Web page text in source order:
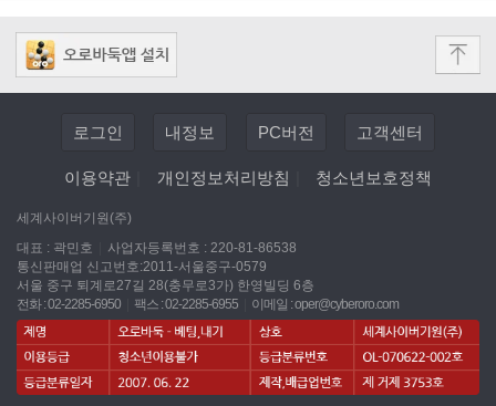
로그인 내정보 PC버전 고객센터
이용약관 개인정보처리방침 청소년보호정책
세계사이버기원(주)
대표 : 곽민호
사업자등록번호 : 220-81-86538
통신판매업 신고번호:2011-서울중구-0579
서울 중구 퇴계로27길 28(충무로3가) 한영빌딩 6층
전화 : 02-2285-6950
팩스 : 02-2285-6955 이메일 :oper@cyberoro.com